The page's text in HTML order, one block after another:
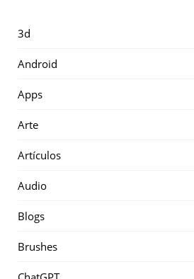
3d
Android
Apps
Arte
Artículos
Audio
Blogs
Brushes